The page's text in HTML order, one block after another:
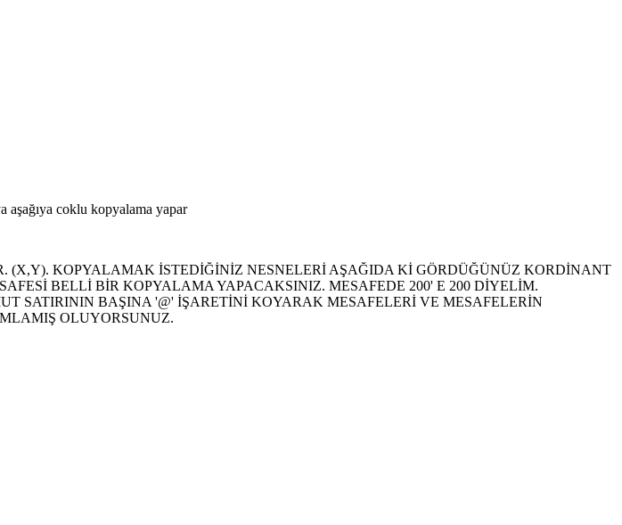
aşağıya coklu kopyalama yapar
KOPYALAMAK İSTEDİĞİNİZ NESNELERİ AŞAĞIDA Kİ GÖRDÜĞÜNÜZ KORDİNANT
BELLİ BİR KOPYALAMA YAPACAKSINIZ. MESAFEDE 200' E 200 DİYELİM.
SATIRININ BAŞINA '@' İŞARETİNİ KOYARAK MESAFELERİ VE MESAFELERİN
OLUYORSUNUZ.